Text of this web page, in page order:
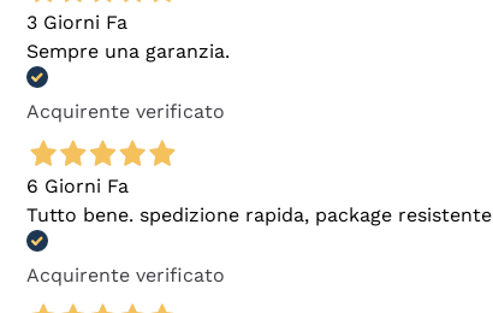
3 Giorni Fa
Sempre una garanzia.
Acquirente verificato
6 Giorni Fa
Tutto bene. spedizione rapida, package resistente
Acquirente verificato